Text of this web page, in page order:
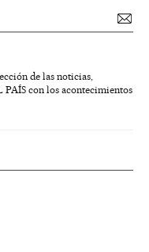
de las noticias,
PAÍS con los acontecimientos